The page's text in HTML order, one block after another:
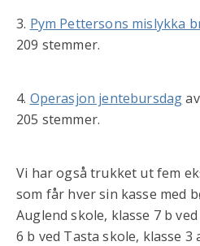
3. Pym Pettersons mislykka
209 stemmer.
4. Operasjon jentebursdag
205 stemmer.
Vi har også trukket ut fem
som får hver sin kasse med
Auglend skole, klasse 7 b
6 b ved Tasta skole, klasse 3